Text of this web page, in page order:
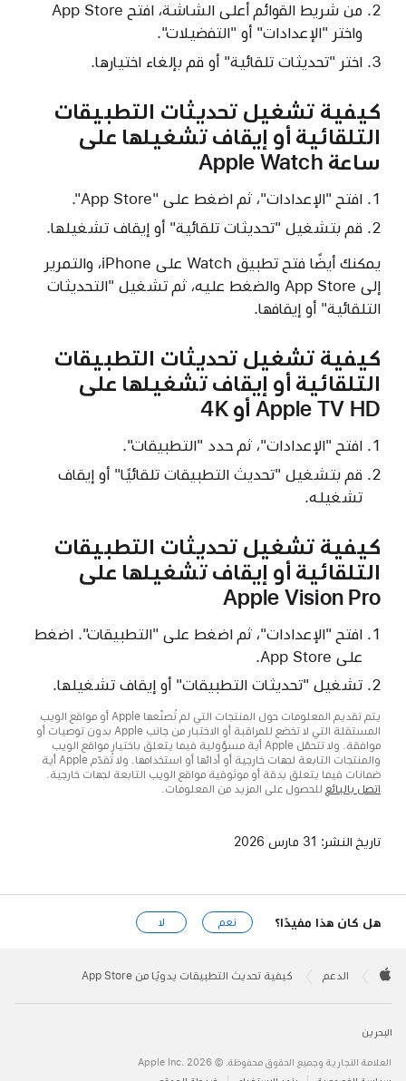
من شريط القوائم أعلى الشاشة، افتح App Store
واختر "الإعدادات" أو "التفضيلات".
اختر "تحديثات تلقائية" أو قم بإلغاء اختيارها.
كيفية تشغيل تحديثات التطبيقات
التلقائية أو إيقاف تشغيلها على
ساعة Apple Watch
افتح "الإعدادات"، ثم اضغط على "App Store".
قم بتشغيل "تحديثات تلقائية" أو إيقاف تشغيلها.
يمكنك أيضًا فتح تطبيق Watch على iPhone، والتمرير
إلى App Store والضغط عليه، ثم تشغيل "التحديثات
التلقائية" أو إيقافها.
كيفية تشغيل تحديثات التطبيقات
التلقائية أو إيقاف تشغيلها على
Apple TV HD أو 4K
افتح "الإعدادات"، ثم حدد "التطبيقات".
قم بتشغيل "تحديث التطبيقات تلقائيًا" أو إيقاف
تشغيله.
كيفية تشغيل تحديثات التطبيقات
التلقائية أو إيقاف تشغيلها على
Apple Vision Pro
افتح "الإعدادات"، ثم اضغط على "التطبيقات". اضغط
على App Store.
تشغيل "تحديثات التطبيقات" أو إيقاف تشغيلها.
يتم تقديم المعلومات حول المنتجات التي لم تُصنّعها Apple أو مواقع الويب
المستقلة التي لا تخضع للمراقبة أو الاختبار من جانب Apple بدون توصيات أو
موافقة. ولا تتحمّل Apple أية مسؤولية فيما يتعلق باختيار مواقع الويب
والمنتجات التابعة لجهات خارجية أو أدائها أو استخدامها. ولا تُقدّم Apple أية
ضمانات فيما يتعلق بدقة أو موثوقية مواقع الويب التابعة لجهات خارجية.
اتصل بالبائع للحصول على المزيد من المعلومات.
تاريخ النشر: 31 مارس 2026
هل كان هذا مفيدًا؟ نعم لا
Footer

الدعم كيفية تحديث التطبيقات يدويًا من App Store
البحرين
العلامة التجارية وجميع الحقوق محفوظة. © 2026 ‏.Apple Inc